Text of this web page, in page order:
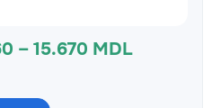
– 15.670 MDL